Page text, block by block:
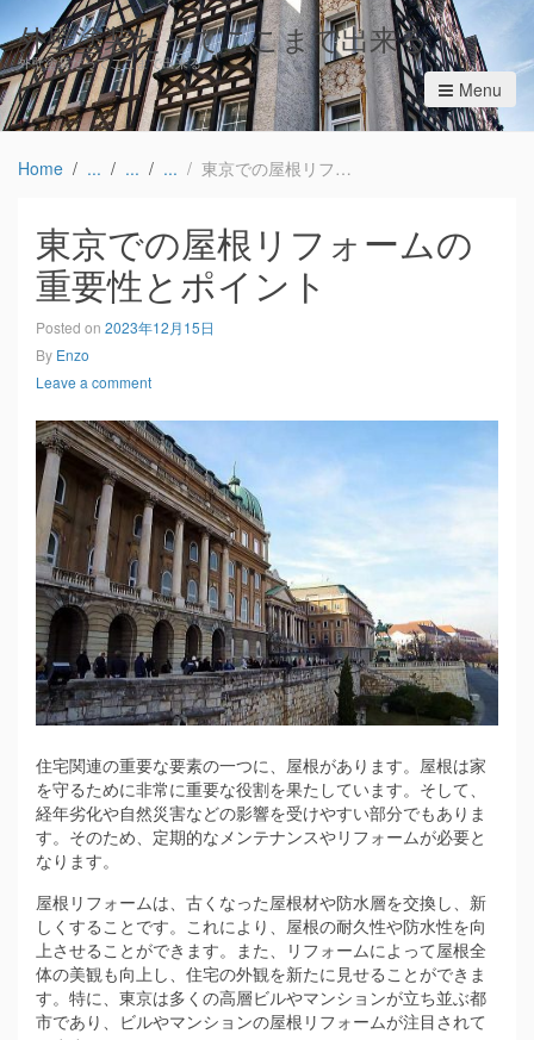
外壁塗装だってここまで出来る
外壁塗装だってここまで出来る
Menu
Home 東京での屋根リフォームの重要性とポイント
東京での屋根リフォームの
重要性とポイント
Posted on 2023年12月15日
By Enzo
Leave a comment
住宅関連の重要な要素の一つに、屋根があります。 屋根は家
を守るために非常に重要な役割を果たしています。そして、
経年劣化や自然災害などの影響を受けやすい部分でもありま
す。そのため、定期的なメンテナンスやリフォームが必要と
なります。
屋根リフォームは、古くなった屋根材や防水層を交換し、新
しくすることです。これにより、屋根の耐久性や防水性を向
上させることができます。また、リフォームによって屋根全
体の美観も向上し、住宅の外観を新たに見せることができま
す。特に、東京は多くの高層ビルやマンションが立ち並ぶ都
市であり、ビルやマンションの屋根リフォームが注目されて